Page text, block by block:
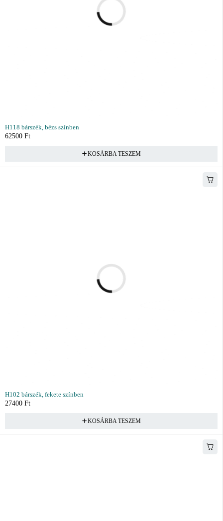
H118 bárszék, bézs színben
62500 Ft
KOSÁRBA TESZEM
H102 bárszék, fekete színben
27400 Ft
KOSÁRBA TESZEM